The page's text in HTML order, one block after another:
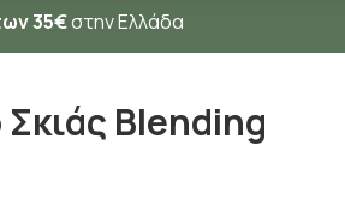
35€στην Ελλάδα
Blending